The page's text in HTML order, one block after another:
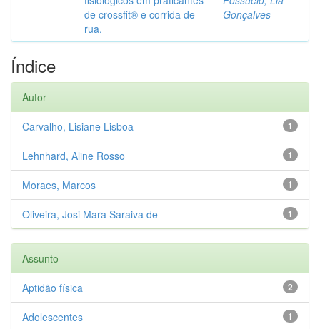
de crossfit® e corrida de
rua.
Gonçalves
Índice
Autor
1
Carvalho, Lisiane Lisboa
1
Lehnhard, Aline Rosso
1
Moraes, Marcos
1
Oliveira, Josi Mara Saraiva de
Assunto
2
Aptidão física
1
Adolescentes